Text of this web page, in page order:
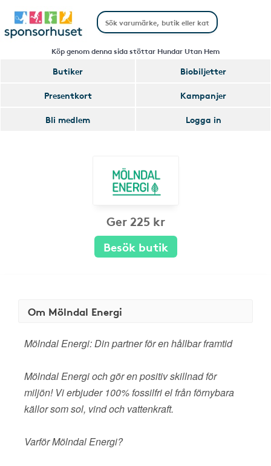
Köp genom denna sida stöttar Hundar Utan Hem
Butiker
Biobiljetter
Presentkort
Kampanjer
Bli medlem
Logga in
Ger 225 kr
Besök butik
Om Mölndal Energi
Mölndal Energi: Din partner för en hållbar framtid
Mölndal Energi och gör en positiv skillnad för
miljön! Vi erbjuder 100% fossilfri el från förnybara
källor som sol, vind och vattenkraft.
Varför Mölndal Energi?